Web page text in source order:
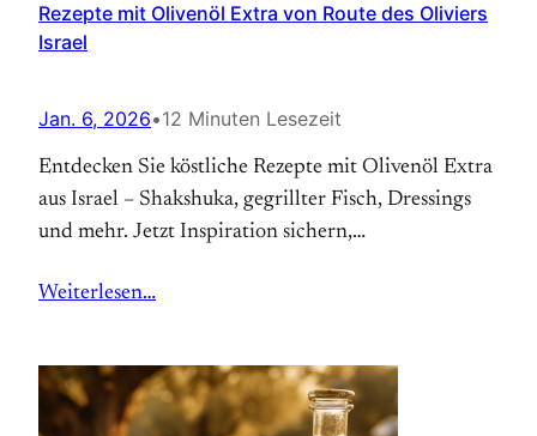
Rezepte mit Olivenöl Extra von Route des Oliviers
Israel
Jan. 6, 2026•12 Minuten Lesezeit
Entdecken Sie köstliche Rezepte mit Olivenöl Extra
aus Israel – Shakshuka, gegrillter Fisch, Dressings
und mehr. Jetzt Inspiration sichern,
Weiterlesen…